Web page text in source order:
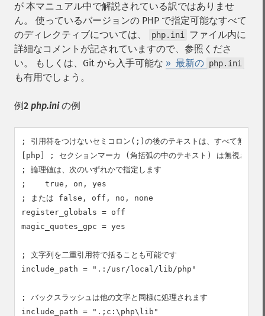
が 本マニュアル中で解説されている訳ではありませ
ん。 使っているバージョンの PHP で指定可能なすべて
のディレクティブについては、
php.ini
ファイル内に
詳細なコメントが記されていますので、参照くださ
い。 もしくは、Git から入手可能な » 最新の php.ini
も有用でしょう。
例2 php.iniの例
; 引用符をつけないセミコロン(;)の後のテキストは、すべて無視さ
[php] ; セクションマーカ (角括弧の中のテキスト) は無視されま
; 論理値は、次のいずれかで指定します
;    true, on, yes
; または false, off, no, none
register_globals = off
magic_quotes_gpc = yes
; 文字列を二重引用符で括ることも可能です
include_path = ".:/usr/local/lib/php"
; バックスラッシュは他の文字と同様に処理されます
include_path = ".;c:\php\lib"